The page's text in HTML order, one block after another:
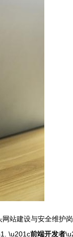
站建设与安全维护
\u201c前端开发者